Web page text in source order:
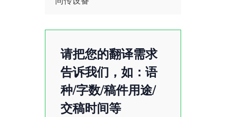
请把您的翻译需求
告诉我们，如：语
种/字数/稿件用途/
交稿时间等